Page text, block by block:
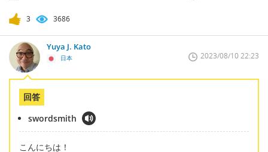
3 3686
Yuya J. Kato
日本 2023/08/10 22:23
回答
swordsmith
こんにちは！